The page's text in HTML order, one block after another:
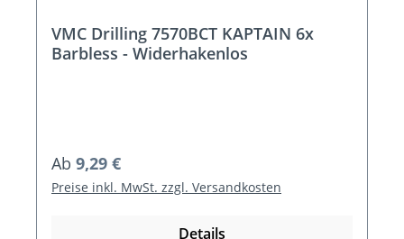
VMC Drilling 7570BCT KAPTAIN 6x
Barbless - Widerhakenlos
Regulärer Preis:
Ab 9,29 €
Preise inkl. MwSt. zzgl. Versandkosten
Details